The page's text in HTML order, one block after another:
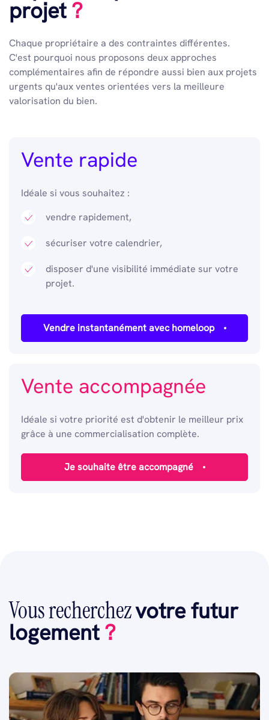
projet?
Chaque propriétaire a des contraintes différentes.
C'est pourquoi nous proposons deux approches
complémentaires afin de répondre aussi bien aux projets
urgents qu'aux ventes orientées vers la meilleure
valorisation du bien.
Vente rapide
Idéale si vous souhaitez :
vendre rapidement,
sécuriser votre calendrier,
disposer d'une visibilité immédiate sur votre
projet.
Vendre instantanément avec homeloop
Vente accompagnée
Idéale si votre priorité est d'obtenir le meilleur prix
grâce à une commercialisation complète.
Je souhaite être accompagné
Vous recherchezvotre futur
logement?